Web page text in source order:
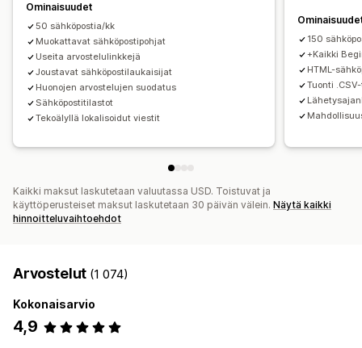
Ominaisuudet
50 sähköpostia/kk
Muokattavat sähköpostipohjat
Useita arvostelulinkkejä
Joustavat sähköpostilaukaisijat
Huonojen arvostelujen suodatus
Sähköpostitilastot
Tekoälyllä lokalisoidut viestit
150
+Kaikki
HTML-
Tuonti
Kaikki maksut laskutetaan valuutassa USD. Toistuvat ja
käyttöperusteiset maksut laskutetaan 30 päivän välein. Näytä kaikki
hinnoitteluvaihtoehdot
Arvostelut (1 074)
Kokonaisarvio
4,9